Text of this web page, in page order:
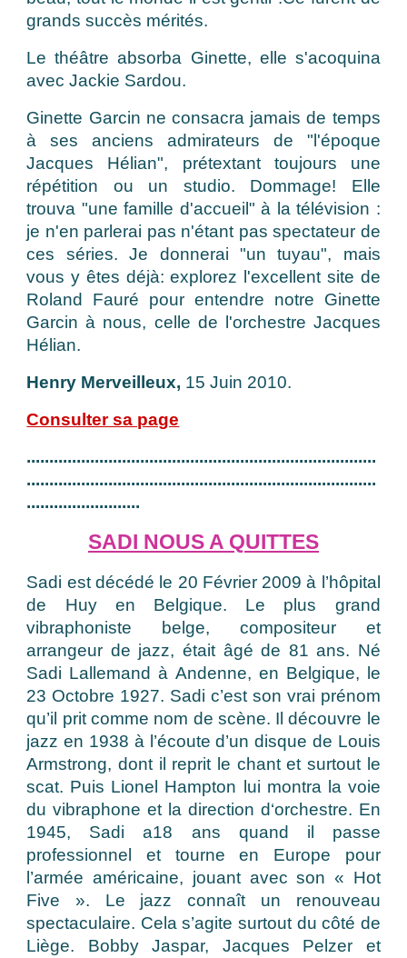
grands succès mérités.
Le théâtre absorba Ginette, elle s'acoquina
avec Jackie Sardou.
Ginette Garcin ne consacra jamais de temps
à ses anciens admirateurs de "l'époque
Jacques Hélian", prétextant toujours une
répétition ou un studio. Dommage! Elle
trouva "une famille d'accueil" à la télévision :
je n'en parlerai pas n'étant pas spectateur de
ces séries. Je donnerai "un tuyau", mais
vous y êtes déjà: explorez l'excellent site de
Roland Fauré pour entendre notre Ginette
Garcin à nous, celle de l'orchestre Jacques
Hélian.
Henry Merveilleux, 15 Juin 2010.
Consulter sa page
.............................................................................
.............................................................................
.........................
SADI NOUS A QUITTES
Sadi est décédé le 20 Février 2009 à l’hôpital
de Huy en Belgique. Le plus grand
vibraphoniste belge, compositeur et
arrangeur de jazz, était âgé de 81 ans. Né
Sadi Lallemand à Andenne, en Belgique, le
23 Octobre 1927. Sadi c’est son vrai prénom
qu’il prit comme nom de scène. Il découvre le
jazz en 1938 à l’écoute d’un disque de Louis
Armstrong, dont il reprit le chant et surtout le
scat. Puis Lionel Hampton lui montra la voie
du vibraphone et la direction d‘orchestre. En
1945, Sadi a18 ans quand il passe
professionnel et tourne en Europe pour
l’armée américaine, jouant avec son « Hot
Five ». Le jazz connaît un renouveau
spectaculaire. Cela s’agite surtout du côté de
Liège. Bobby Jaspar, Jacques Pelzer et